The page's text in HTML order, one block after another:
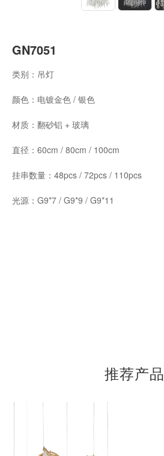
GN7051
类别：吊灯
颜色：电镀金色 / 银色
材质：翻砂铝 + 玻璃
直径：60cm / 80cm / 100cm
挂串数量：48pcs / 72pcs / 110pcs
光源：G9*7 / G9*9 / G9*11
推荐产品